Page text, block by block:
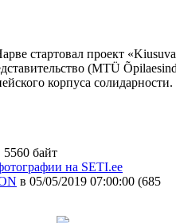
стартовал проект
(MTÜ
корпуса солидарности.
| 5560 байт
на SETI.ee
в 05/05/2019 07:00:00 (685